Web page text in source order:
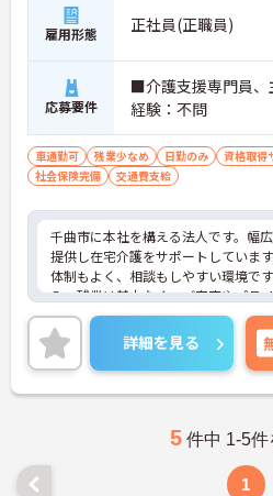
雇用形態 正社員(正職員)
応募要件
■介護支援専門員
経験：不問
車通勤可 残業少なめ 日勤のみ 資格取得
社会保険完備
交通費支給
千曲市に本社を構える法人です。幅
提供し在宅介護をサポートしていま
体制もよく、相談もしやすい環境で
み、残業は基本なく、ご家庭やプラ
立もでき無理なく働けます。ご興味
接対策ポイントなど、さらに詳細を
すのでお気軽にご相談ください！
詳細を見る
5 件中 1-5件
1